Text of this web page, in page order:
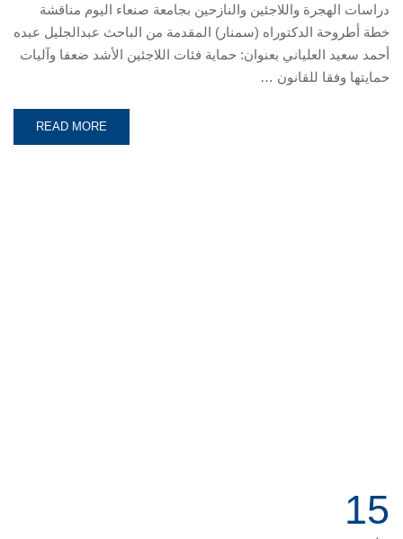
دراسات الهجرة واللاجئين والنازحين بجامعة صنعاء اليوم مناقشة
خطة أطروحة الدكتوراه (سمنار) المقدمة من الباحث عبدالجليل عبده
أحمد سعيد العلياني بعنوان: حماية فئات اللاجئين الأشد ضعفا وآليات
حمايتها وفقا للقانون …
READ MORE
15